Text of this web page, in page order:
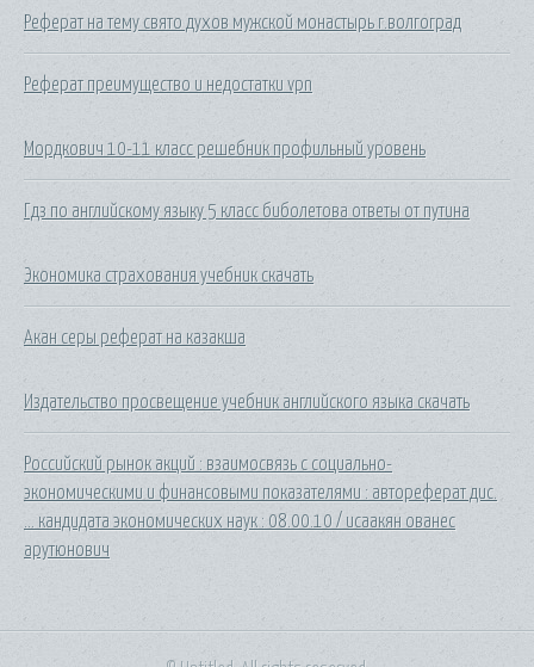
Реферат на тему свято духов мужской монастырь г.волгоград
Реферат преимущество и недостатки vpn
Мордкович 10-11 класс решебник профильный уровень
Гдз по английскому языку 5 класс биболетова ответы от путина
Экономика страхования учебник скачать
Акан серы реферат на казакша
Издательство просвещение учебник английского языка скачать
Российский рынок акций : взаимосвязь с социально-
экономическими и финансовыми показателями : автореферат дис.
... кандидата экономических наук : 08.00.10 / исаакян ованес
арутюнович